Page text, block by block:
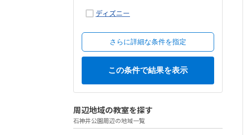
ディズニー
さらに詳細な条件を指定
周辺地域の教室を探す
石神井公園周辺の地域一覧